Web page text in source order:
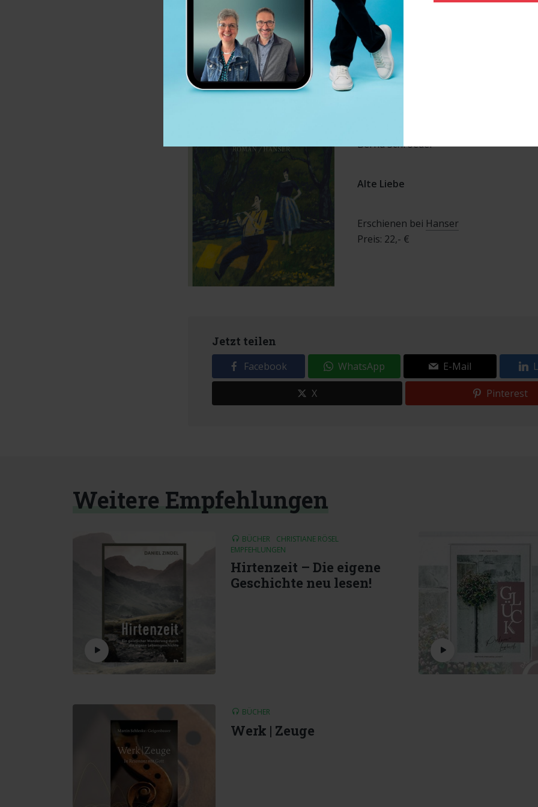
Christiane Rösel
Bernd Schroeder
Alte Liebe
Erschienen bei Hanser
Preis: 22,- €
Jetzt teilen
Facebook WhatsApp E-Mail
X Pinterest
Weitere Empfehlungen
BÜCHER
CHRISTIANE RÖSEL
EMPFEHLUNGEN
Hirtenzeit – Die eigene
Geschichte neu lesen!
BÜCHER
Werk | Zeuge